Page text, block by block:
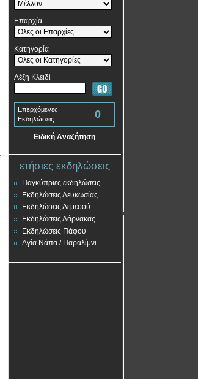
Επαρχία
Κατηγορία
Λέξη Κλειδί
Επερχόμενες
Εκδηλώσεις
0
Ειδική Αναζήτηση
ετήσιες εκδηλώσεις
Παγκύπριες εκδηλώσεις
Εκδηλώσεις Λευκωσίας
Εκδηλώσεις Λεμεσού
Εκδηλώσεις Λάρνακας
Εκδηλώσεις Πάφου
Αγία Νάπα / Παραλίμνι